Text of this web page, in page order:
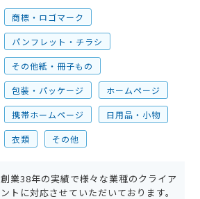
商標・ロゴマーク
パンフレット・チラシ
その他紙・冊子もの
包装・パッケージ ホームページ
携帯ホームページ 日用品・小物
衣類 その他
創業38年の実績で様々な業種のクライア
ントに対応させていただいております。